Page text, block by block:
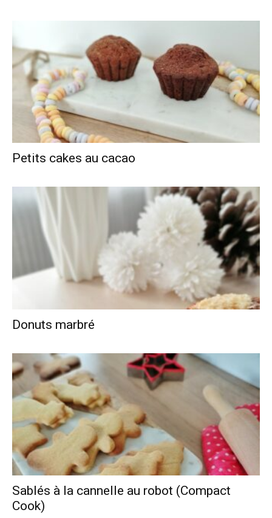
Petits cakes au cacao
Donuts marbré
Sablés à la cannelle au robot (Compact
Cook)